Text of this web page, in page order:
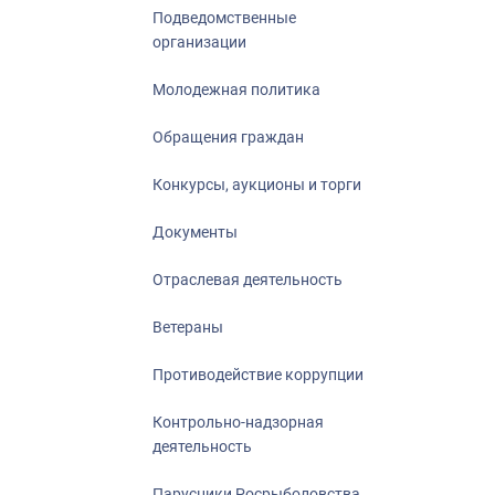
Подведомственные
организации
Молодежная политика
Обращения граждан
Конкурсы, аукционы и торги
Документы
Отраслевая деятельность
Ветераны
Противодействие коррупции
Контрольно-надзорная
деятельность